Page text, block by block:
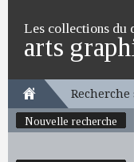
Les collections du
arts
Recherche
Nouvelle recherche